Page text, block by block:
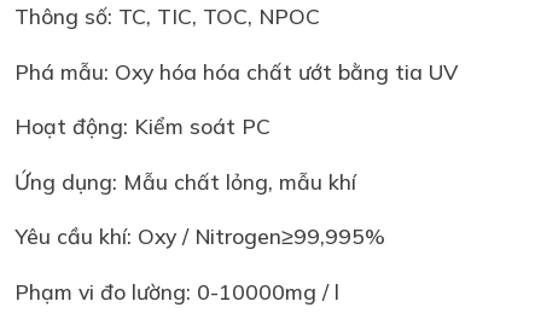
Thông số: TC, TIC, TOC, NPOC
Phá mẫu: Oxy hóa hóa chất ướt bằng tia UV
Hoạt động: Kiểm soát PC
Ứng dụng: Mẫu chất lỏng, mẫu khí
Yêu cầu khí: Oxy / Nitrogen≥99,995%
Phạm vi đo lường: 0-10000mg / l